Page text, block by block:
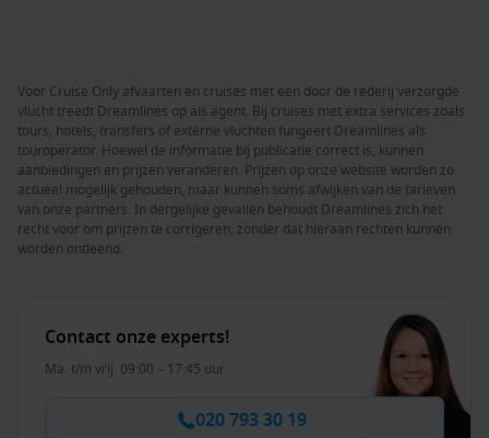
Voor Cruise Only afvaarten en cruises met een door de rederij verzorgde
vlucht treedt Dreamlines op als agent. Bij cruises met extra services zoals
tours, hotels, transfers of externe vluchten fungeert Dreamlines als
touroperator. Hoewel de informatie bij publicatie correct is, kunnen
aanbiedingen en prijzen veranderen. Prijzen op onze website worden zo
actueel mogelijk gehouden, maar kunnen soms afwijken van de tarieven
van onze partners. In dergelijke gevallen behoudt Dreamlines zich het
recht voor om prijzen te corrigeren, zonder dat hieraan rechten kunnen
worden ontleend.
Contact onze experts!
Ma. t/m vrij. 09:00 – 17:45 uur
020 793 30 19